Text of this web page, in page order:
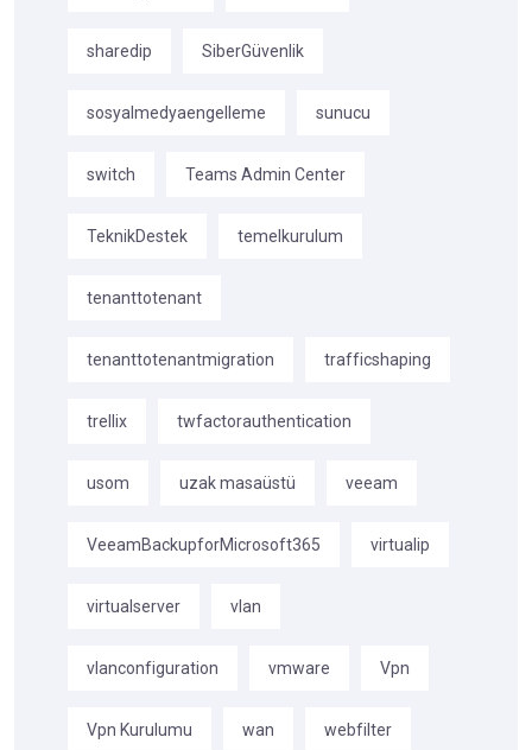
sharedip SiberGüvenlik
sosyalmedyaengelleme sunucu
switch Teams Admin Center
TeknikDestek temelkurulum
tenanttotenant
tenanttotenantmigration trafficshaping
trellix twfactorauthentication
usom uzak masaüstü veeam
VeeamBackupforMicrosoft365 virtualip
virtualserver vlan
vlanconfiguration vmware Vpn
Vpn Kurulumu wan webfilter